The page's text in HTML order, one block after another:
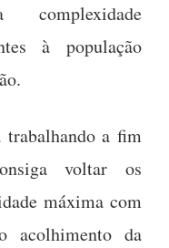
à população
a fim
voltar os
máxima com
acolhimento da